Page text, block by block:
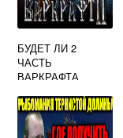
БУДЕТ ЛИ 2
ЧАСТЬ
ВАРКРАФТА